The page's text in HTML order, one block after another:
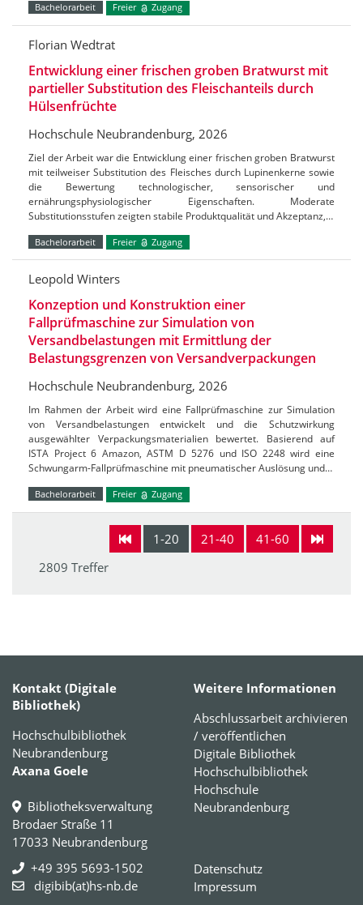
Bachelorarbeit Freier Zugang
Florian Wedtrat
Entwicklung einer frischen groben Bratwurst mit
partieller Substitution des Fleischanteils durch
Hülsenfrüchte
Hochschule Neubrandenburg, 2026
Ziel der Arbeit war die Entwicklung einer frischen groben Bratwurst
mit teilweiser Substitution des Fleisches durch Lupinenkerne sowie
die Bewertung technologischer, sensorischer und
ernährungsphysiologischer Eigenschaften. Moderate
Substitutionsstufen zeigten stabile Produktqualität und Akzeptanz,…
Bachelorarbeit Freier Zugang
Leopold Winters
Konzeption und Konstruktion einer
Fallprüfmaschine zur Simulation von
Versandbelastungen mit Ermittlung der
Belastungsgrenzen von Versandverpackungen
Hochschule Neubrandenburg, 2026
Im Rahmen der Arbeit wird eine Fallprüfmaschine zur Simulation
von Versandbelastungen entwickelt und die Schutzwirkung
ausgewählter Verpackungsmaterialien bewertet. Basierend auf
ISTA Project 6 Amazon, ASTM D 5276 und ISO 2248 wird eine
Schwungarm-Fallprüfmaschine mit pneumatischer Auslösung und…
Bachelorarbeit Freier Zugang
1-20 21-40
41-60
2809 Treffer
Kontakt (Digitale
Bibliothek)
Hochschulbibliothek
Neubrandenburg
Axana Goele
Bibliotheksverwaltung
Brodaer Straße 11
17033 Neubrandenburg
+49 395 5693-1502
digibib(at)hs-nb.de
Weitere Informationen
Abschlussarbeit archivieren
/ veröffentlichen
Digitale Bibliothek
Hochschulbibliothek
Hochschule
Neubrandenburg
Datenschutz
Impressum